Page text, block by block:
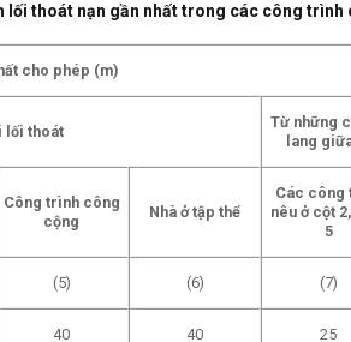
lối thoát nạn gần nhất trong các công trình
cho phép (m)
lối thoát
Từ những
lang
Công trình công
cộng
Nhà ở tập thể
Các công
nêu ở cột
5
(5) (6) (7)
40 40 25